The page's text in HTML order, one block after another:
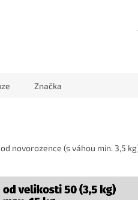
Značka
novorozence (s váhou min. 3,5